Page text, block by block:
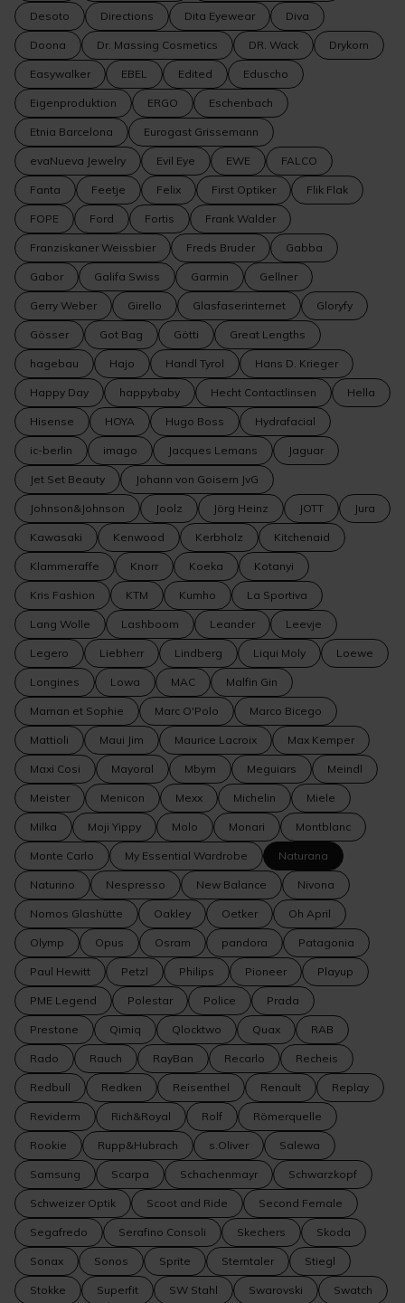
Desoto Directions Dita Eyewear Diva
Doona Dr. Massing Cosmetics DR. Wack Drykorn
Easywalker EBEL Edited Eduscho
Eigenproduktion ERGO Eschenbach
Etnia Barcelona Eurogast Grissemann
evaNueva Jewelry Evil Eye EWE FALCO
Fanta Feetje Felix First Optiker Flik Flak
FOPE Ford Fortis Frank Walder
Franziskaner Weissbier Freds Bruder Gabba
Gabor Galifa Swiss Garmin Gellner
Gerry Weber Girello Glasfaserinternet Gloryfy
Gösser Got Bag Götti Great Lengths
hagebau Hajo Handl Tyrol Hans D. Krieger
Happy Day happybaby Hecht Contactlinsen Hella
Hisense HOYA Hugo Boss Hydrafacial
ic-berlin imago Jacques Lemans Jaguar
Jet Set Beauty Johann von Goisern JvG
Johnson&Johnson Joolz Jörg Heinz JOTT Jura
Kawasaki Kenwood Kerbholz Kitchenaid
Klammeraffe Knorr Koeka Kotanyi
Kris Fashion KTM Kumho La Sportiva
Lang Wolle Lashboom Leander Leevje
Legero Liebherr Lindberg Liqui Moly Loewe
Longines Lowa MAC Malfin Gin
Maman et Sophie Marc O'Polo Marco Bicego
Mattioli Maui Jim Maurice Lacroix Max Kemper
Maxi Cosi Mayoral Mbym Meguiars Meindl
Meister Menicon Mexx Michelin Miele
Milka Moji Yippy Molo Monari Montblanc
Monte Carlo My Essential Wardrobe Naturana
Naturino Nespresso New Balance Nivona
Nomos Glashütte Oakley Oetker Oh April
Olymp Opus Osram pandora Patagonia
Paul Hewitt Petzl Philips Pioneer Playup
PME Legend Polestar Police Prada
Prestone Qimiq Qlocktwo Quax RAB
Rado Rauch RayBan Recarlo Recheis
Redbull Redken Reisenthel Renault Replay
Reviderm Rich&Royal Rolf Römerquelle
Rookie Rupp&Hubrach s.Oliver Salewa
Samsung Scarpa Schachenmayr Schwarzkopf
Schweizer Optik Scoot and Ride Second Female
Segafredo Serafino Consoli Skechers Skoda
Sonax Sonos Sprite Sterntaler Stiegl
Stokke Superfit SW Stahl Swarovski Swatch